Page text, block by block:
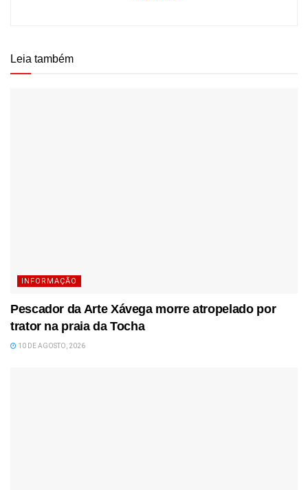
Leia também
INFORMAÇÃO
Pescador da Arte Xávega morre atropelado por
trator na praia da Tocha
10 DE AGOSTO, 2026